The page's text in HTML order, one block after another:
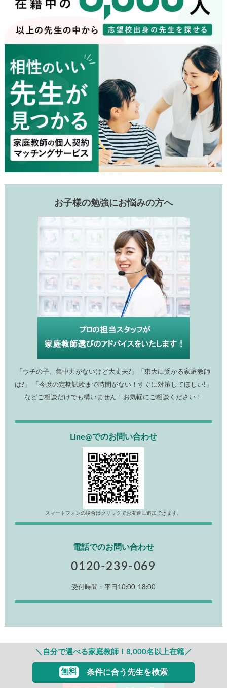
お子様の勉強にお悩みの方へ
「ウチの子、集中力がないけど大丈夫?」「東大に受かる家庭教師
は?」 「今度の定期試験まで時間がない！すぐに対策してほしい!」
などご相談だけでも構いません！お気軽にご相談ください！
Line@でのお問い合わせ
スマートフォンの場合はクリックでお友達に追加できます。
電話でのお問い合わせ
0120-239-069
受付時間：平日10:00-18:00
＼自分で選べる家庭教師！8,000名以上在籍／
無料 条件に合う先生を検索